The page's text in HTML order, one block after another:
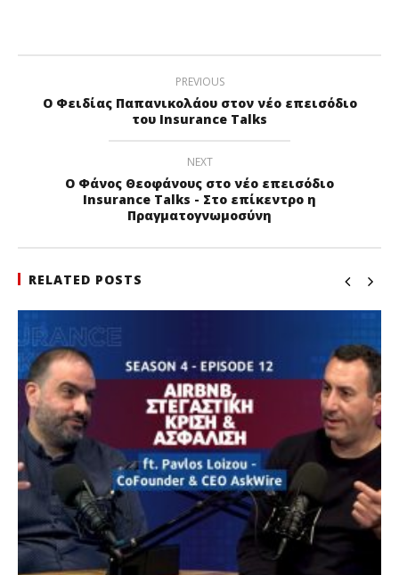
PREVIOUS
O Φειδίας Παπανικολάου στον νέο επεισόδιο
του Insurance Talks
NEXT
Ο Φάνος Θεοφάνους στο νέο επεισόδιο
Insurance Talks - Στο επίκεντρο η
Πραγματογνωμοσύνη
RELATED POSTS